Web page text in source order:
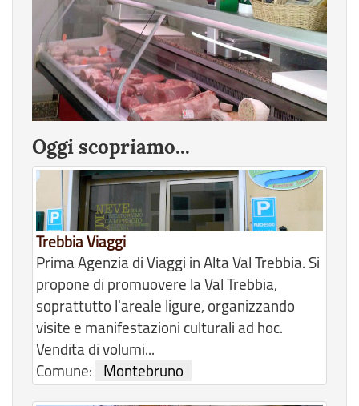
Oggi scopriamo...
Trebbia Viaggi
Prima Agenzia di Viaggi in Alta Val Trebbia. Si
propone di promuovere la Val Trebbia,
soprattutto l'areale ligure, organizzando
visite e manifestazioni culturali ad hoc.
Vendita di volumi...
Comune:
Montebruno